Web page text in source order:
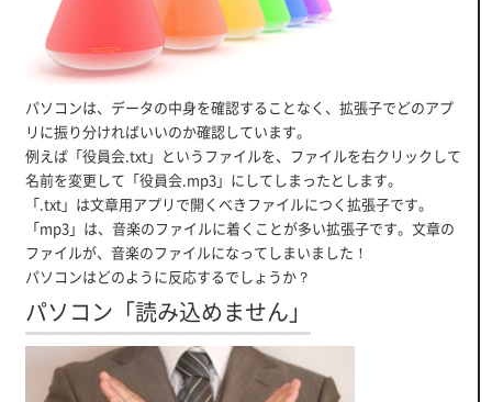
パソコンは、データの中身を確認することなく、拡張子でどのアプ
リに振り分ければいいのか確認しています。
例えば「役員会.txt」というファイルを、ファイルを右クリックして
名前を変更して「役員会.mp3」にしてしまったとします。
「.txt」は文章用アプリで開くべきファイルにつく拡張子です。
「mp3」は、音楽のファイルに着くことが多い拡張子です。文章の
ファイルが、音楽のファイルになってしまいました！
パソコンはどのように反応するでしょうか？
パソコン「読み込めません」